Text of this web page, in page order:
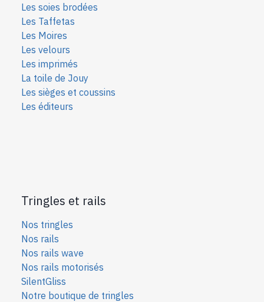
Les soies brodées
Les Taffetas
Les Moires
Les velours
Les imprimés
La toile de Jouy
Les sièges et coussins
Les éditeurs
Tringles et rails
Nos tringles
Nos rails
Nos rails wave
Nos rails motorisés
SilentGliss
Notre boutique de tringles